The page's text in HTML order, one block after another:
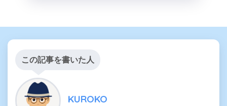
この記事を書いた人
KUROKO